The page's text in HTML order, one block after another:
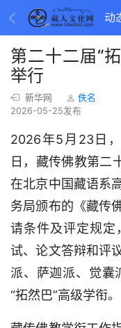
动
第二十二届“
举行
新华网
佚名
2026-05-25发布
2026年5月23日
日，藏传佛教第二
在北京中国藏语系
务局颁布的《藏传
请条件及评定规定
试、论文答辩和评
派、萨迦派、觉囊
“拓然巴”高级学衔。